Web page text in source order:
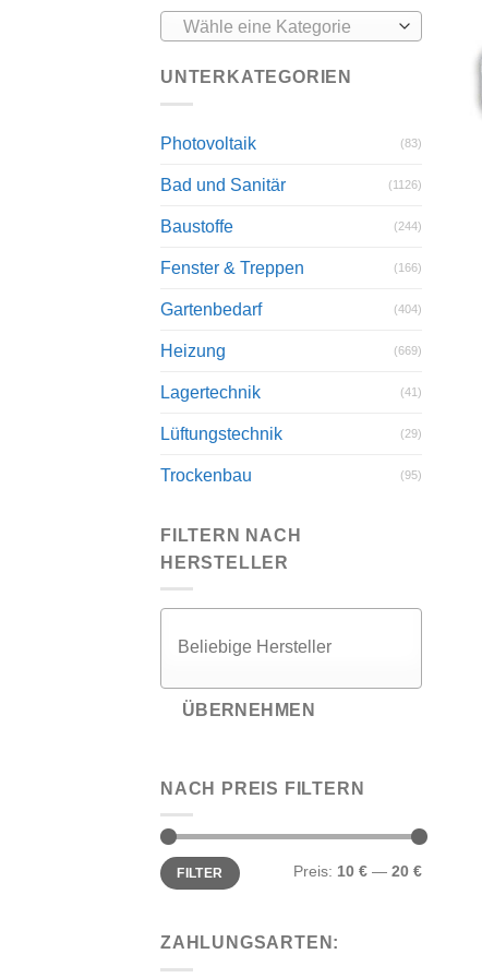
Wähle eine Kategorie
UNTERKATEGORIEN
Photovoltaik (83)
Bad und Sanitär (1126)
Baustoffe (244)
Fenster & Treppen (166)
Gartenbedarf (404)
Heizung (669)
Lagertechnik (41)
Lüftungstechnik (29)
Trockenbau (95)
FILTERN NACH
HERSTELLER
ÜBERNEHMEN
NACH PREIS FILTERN
Min.
Preis
Max.
PreisFILTER Preis: 10 € — 20 €
ZAHLUNGSARTEN: